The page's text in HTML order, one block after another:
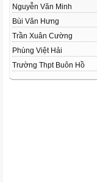
Nguyễn Văn Minh
Bùi Văn Hưng
Trần Xuân Cường
Phùng Việt Hải
Trường Thpt Buôn Hồ